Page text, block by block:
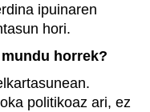
ipuinaren
hori.
horrek?
politikoaz ari, ez